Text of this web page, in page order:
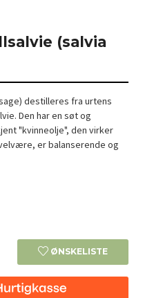
(salvia
destilleres fra urtens
Den har en søt og
"kvinneolje", den virker
er balanserende og
ØNSKELISTE